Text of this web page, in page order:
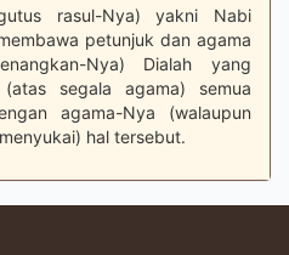
rasul-Nya) yakni Nabi
petunjuk dan agama
Nya) Dialah yang
segala agama) semua
agama-Nya (walaupun
hal tersebut.